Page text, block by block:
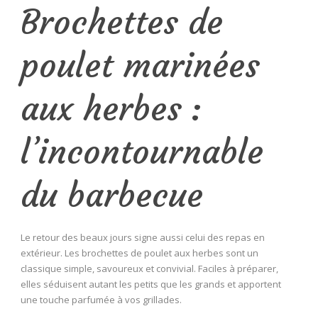
Brochettes de
poulet marinées
aux herbes :
l’incontournable
du barbecue
Le retour des beaux jours signe aussi celui des repas en
extérieur. Les brochettes de poulet aux herbes sont un
classique simple, savoureux et convivial. Faciles à préparer,
elles séduisent autant les petits que les grands et apportent
une touche parfumée à vos grillades.